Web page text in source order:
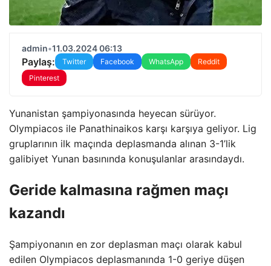
admin•11.03.2024 06:13
Paylaş: Twitter Facebook WhatsApp
Reddit
Pinterest
Yunanistan şampiyonasında heyecan sürüyor.
Olympiacos ile Panathinaikos karşı karşıya geliyor. Lig
gruplarının ilk maçında deplasmanda alınan 3-1’lik
galibiyet Yunan basınında konuşulanlar arasındaydı.
Geride kalmasına rağmen maçı
kazandı
Şampiyonanın en zor deplasman maçı olarak kabul
edilen Olympiacos deplasmanında 1-0 geriye düşen